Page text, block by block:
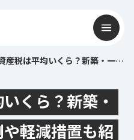
固定資産税は平均いくら？新築・一戸建ての計算例や軽減措置も紹介
くら？新築・
軽減措置も紹